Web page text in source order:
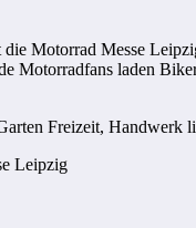
Motorrad Messe
Motorradfans laden
Freizeit, Handwerk
Leipzig